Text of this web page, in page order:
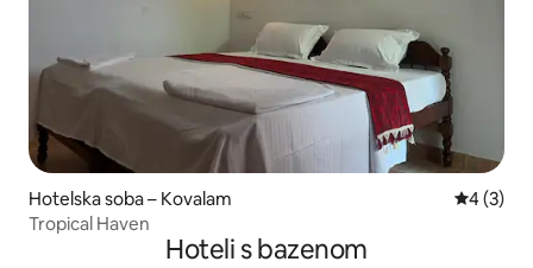
Hotelska soba – Kovalam
4 (3)
Tropical Haven
Hoteli s bazenom